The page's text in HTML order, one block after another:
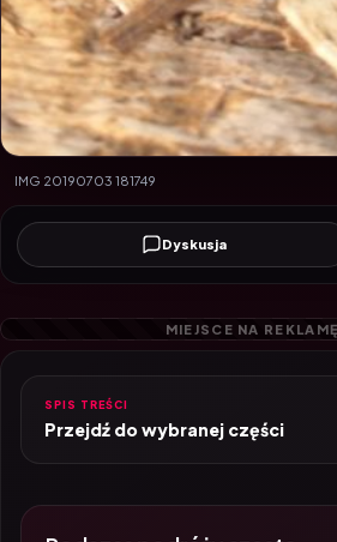
IMG 20190703 181749
Dyskusja
Przejdź do wybranej części